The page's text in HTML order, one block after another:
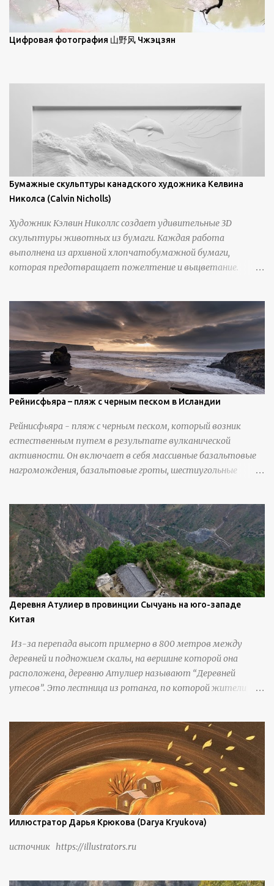
зрителям незаконченный рассказ, который усиливается его
уникальной манерой использования освещения". Для
просмотра всех работ, посетите страницу –
Цифровая фотография 山野风 Чжэцзян
Бумажные скульптуры канадского художника Келвина
Николса (Calvin Nicholls)
Художник Кэлвин Николлс создает удивительные 3D
скульптуры животных из бумаги. Каждая работа
выполнена из архивной хлопчатобумажной бумаги,
которая предотвращает пожелтение и выцветание.
инструменты для текстурирования, чтобы точно
вылепить каждую деталь. источник
https://calvinnicholls.com/
Рейнисфьяра – пляж с черным песком в Исландии
Рейнисфьяра - пляж с черным песком, который возник
естественным путем в результате вулканической
активности. Он включает в себя массивные базальтовые
нагромождения, базальтовые гроты, шестиугольные
Деревня Атулиер в провинции Сычуань на юго-западе
Китая
Из-за перепада высот примерно в 800 метров между
деревней и подножием скалы, на вершине которой она
расположена, деревню Атулиер называют “Деревней
утесов”. Это лестница из ротанга, по которой жители
стальными лестницами с защитными перилами, и
передвижение детей и жителей деревни было улучшено.
Подъем от подножия горы до вершины занимает до 4
часов. По словам местных жителей, их предки мигрировали
в деревню, поскольку обнаружили, что в этом месте
приятный климат и природная среда, подходящие для
проживания, ведения сельского хозяйства и разведения
защитить их от бандитизма и войн. С тех пор особая
жизнью в деревне в течение шести или семи поколений.
Иллюстратор Дарья Крюкова (Darya Kryukova)
источник https://illustrators.ru